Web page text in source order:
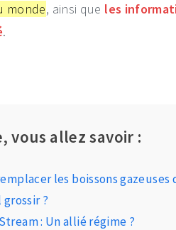
monde, ainsi que les
.
vous allez savoir :
les boissons
?
: Un allié régime ?